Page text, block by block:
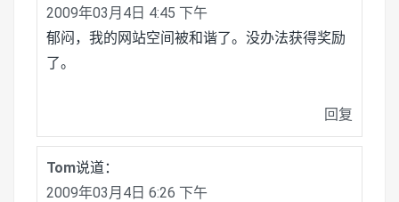
2009年03月4日 4:45 下午
郁闷，我的网站空间被和谐了。没办法获得奖励
了。
回复
Tom说道：
2009年03月4日 6:26 下午